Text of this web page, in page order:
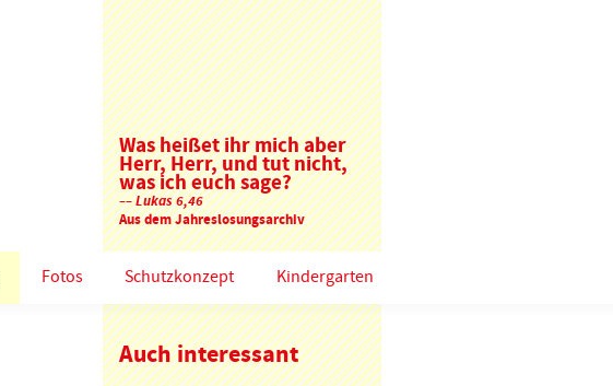
Was heißet ihr mich aber
Herr, Herr, und tut nicht,
was ich euch sage?
–– Lukas 6,46
Aus dem Jahreslosungsarchiv
Fotos Schutzkonzept Kindergarten
Auch interessant